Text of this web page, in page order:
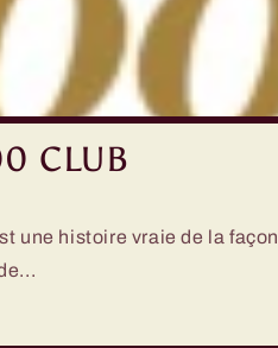
CLUB
une histoire vraie de la façon